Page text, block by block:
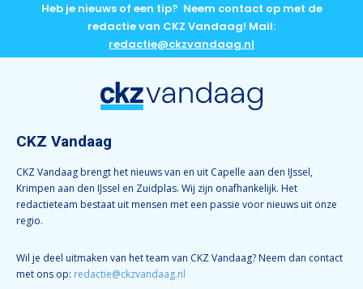
Heb je nieuws of een tip? Neem contact op met de
redactie van CKZ Vandaag! Mail:
redactie@ckzvandaag.nl
CKZ Vandaag
CKZ Vandaag brengt het nieuws van en uit Capelle aan den IJssel,
Krimpen aan den IJssel en Zuidplas. Wij zijn onafhankelijk. Het
redactieteam bestaat uit mensen met een passie voor nieuws uit onze
regio.
Wil je deel uitmaken van het team van CKZ Vandaag? Neem dan contact
met ons op: redactie@ckzvandaag.nl